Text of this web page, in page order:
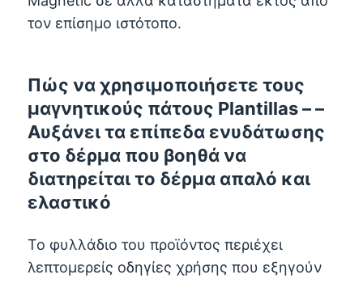
τον επίσημο ιστότοπο.
Πώς να χρησιμοποιήσετε τους
μαγνητικούς πάτους Plantillas – –
Αυξάνει τα επίπεδα ενυδάτωσης
στο δέρμα που βοηθά να
διατηρείται το δέρμα απαλό και
ελαστικό
Το φυλλάδιο του προϊόντος περιέχει
λεπτομερείς οδηγίες χρήσης που εξηγούν